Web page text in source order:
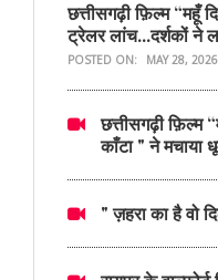
छत्तीसगढ़ी फ़िल्म “महूँ
ट्रेलर लांच...दर्शकों ने
POSTED ON: MAY 28, 2026
छत्तीसगढ़ी फ़िल्म
काँटा " ने मचाया
" ज़हरा का है वो